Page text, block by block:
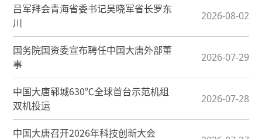
吕军拜会青海省委书记吴晓军省长罗东
川
2026-08-02
国务院国资委宣布聘任中国大唐外部董
事
2026-07-29
中国大唐郓城630℃全球首台示范机组
双机投运
2026-07-28
中国大唐召开2026年科技创新大会